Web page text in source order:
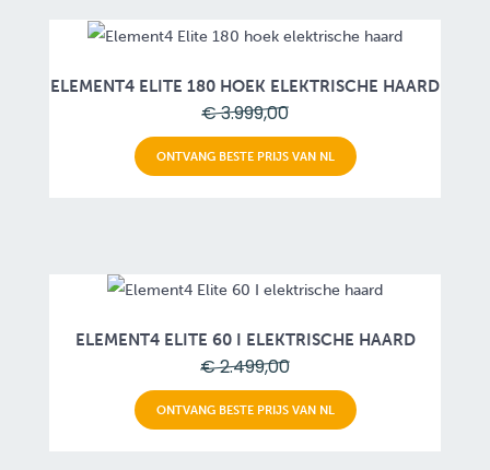
ELEMENT4 ELITE 180 HOEK ELEKTRISCHE HAARD
€ 3.999,00
ONTVANG BESTE PRIJS VAN NL
ELEMENT4 ELITE 60 I ELEKTRISCHE HAARD
€ 2.499,00
ONTVANG BESTE PRIJS VAN NL